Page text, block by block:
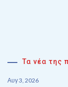
Τα νέα της
Αυγ 3, 2026